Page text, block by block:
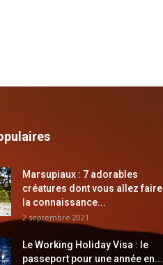
Marsupiaux : 7 adorables
créatures dont vous allez faire
la connaissance...
2 septembre 2021
Le Working Holiday Visa : le
passeport pour une année en...